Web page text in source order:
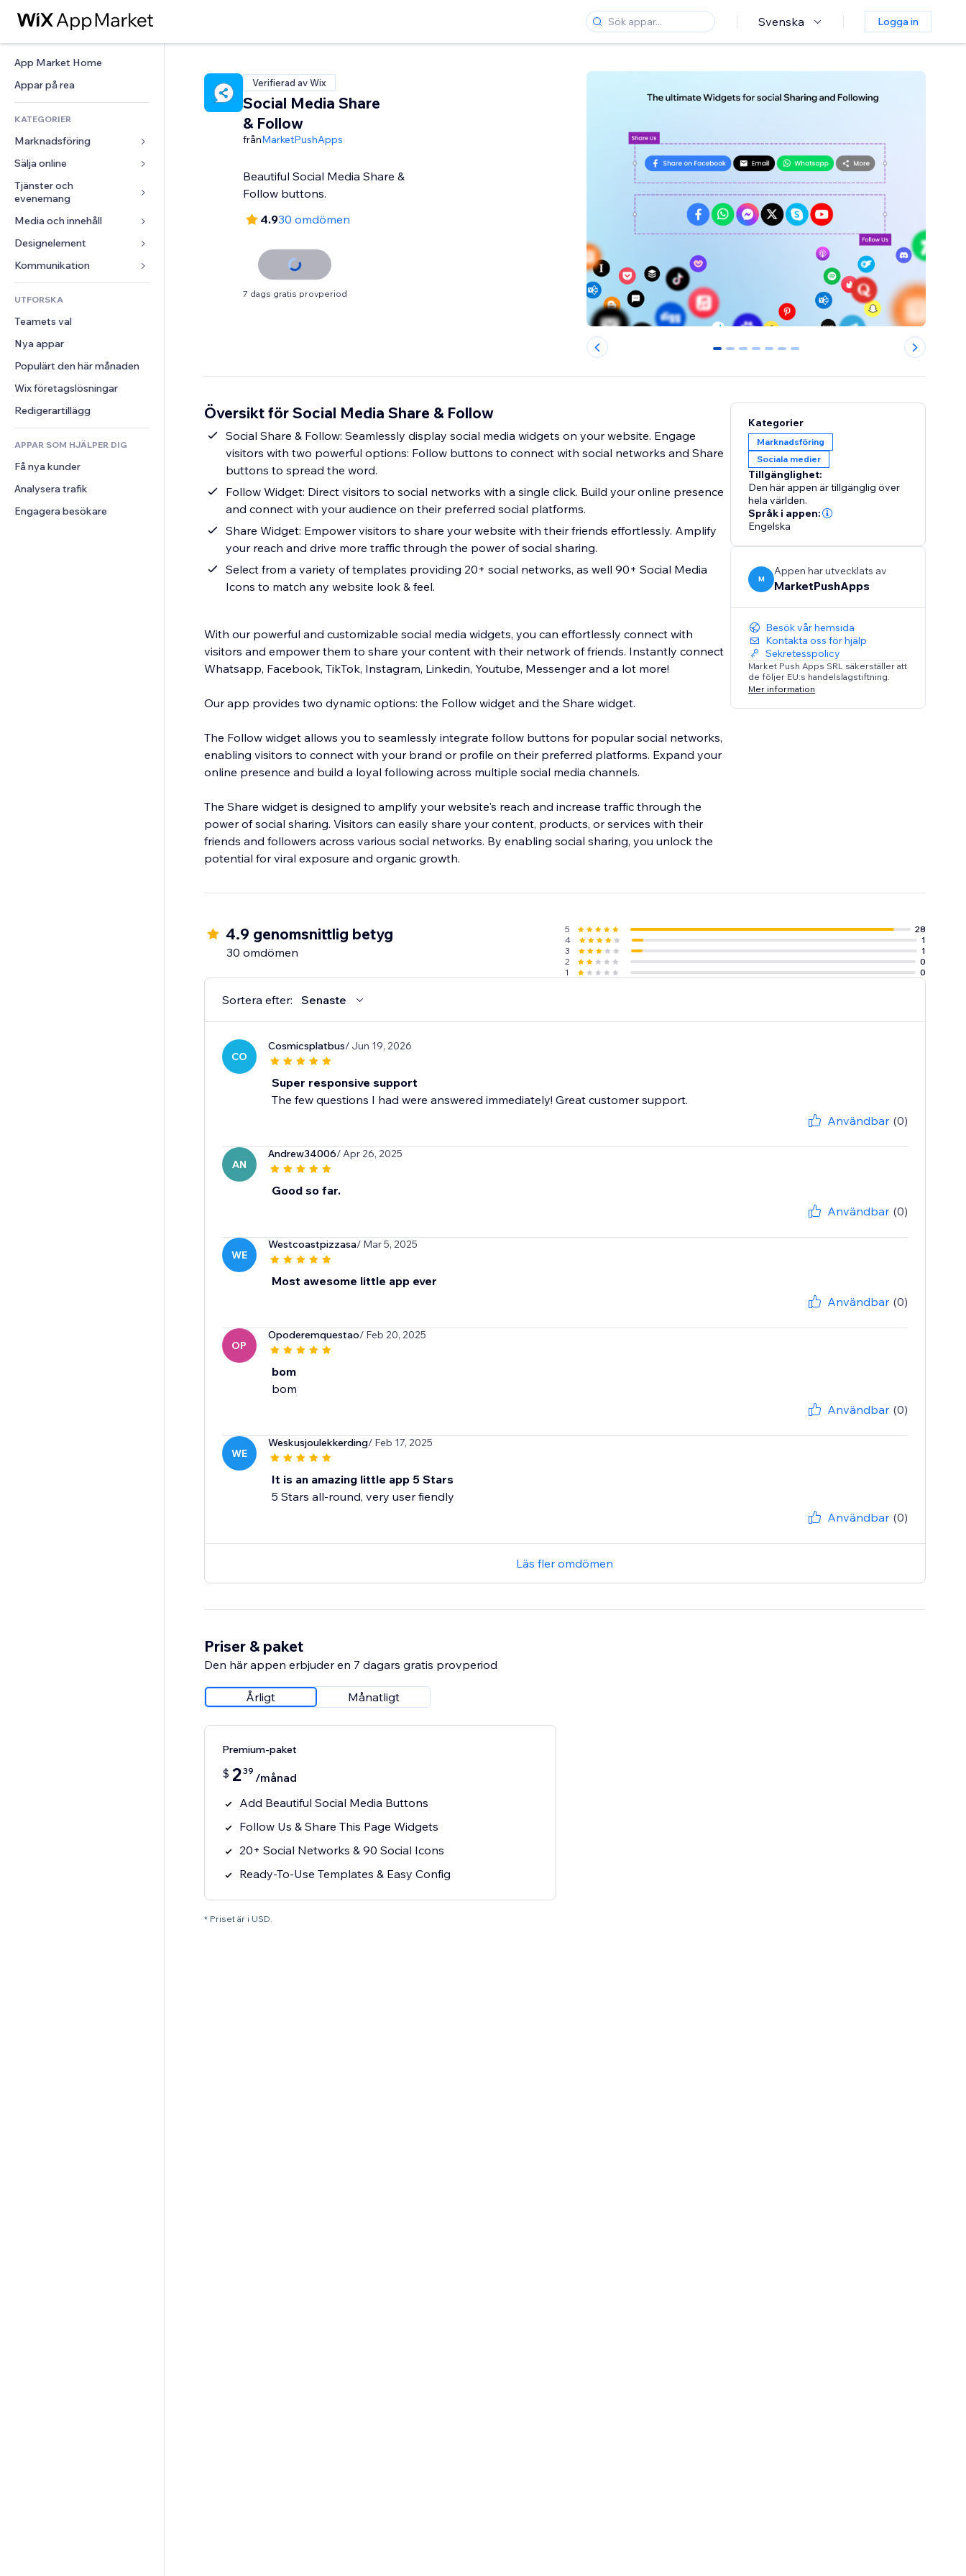
Svenska Logga in
App Market Home
Appar på rea
KATEGORIER
Marknadsföring
Annonser
Mobil
Statistik
Sociala medier
SEO
Interaktioner
Listningar
E-post
Konvertering
Sälja online
Appar för butiker
Frakt och leverans
Sälj-knappar
Onlinekurser
Beställtryck
Redovisning
Kuponger och lojalitet
Lagerlösningar
Dropshipping
Priser och abonnemang
Crowdfunding
Mat och dryck
Tjänster och
evenemang
Hotell
Evenemang
Restauranger
Fastigheter
Bokningar
Media och innehåll
Galleri
Musik
Podcasts
Fotografering
Video
PDF
Fildelning
Nyheter
Designelement
Kartor och navigering
Integritet och säkerhet
Klocka
Sidmallar
Bildeffekter
Knappar och menyer
Banners och märken
Kalkylatorer
Sök
Väder
Diagram och tabeller
Formulär
Undersökningar
Chatt
Kommentarer
Telefon
Community
Omdömen och recensioner
CRM
UTFORSKA
Teamets val
Nya appar
Populärt den här månaden
Wix företagslösningar
Redigerartillägg
APPAR SOM HJÄLPER DIG
Få nya kunder
Analysera trafik
Engagera besökare
Verifierad av Wix
Social Media Share
& Follow
frånMarketPushApps
Beautiful Social Media Share &
Follow buttons.
4.930 omdömen
7 dags gratis provperiod
0 1 2 3 4 5 6
Översikt för Social Media Share & Follow
Social Share & Follow: Seamlessly display social media widgets on your website. Engage
visitors with two powerful options: Follow buttons to connect with social networks and Share
buttons to spread the word.
Follow Widget: Direct visitors to social networks with a single click. Build your online presence
and connect with your audience on their preferred social platforms.
Share Widget: Empower visitors to share your website with their friends effortlessly. Amplify
your reach and drive more traffic through the power of social sharing.
Select from a variety of templates providing 20+ social networks, as well 90+ Social Media
Icons to match any website look & feel.
With our powerful and customizable social media widgets, you can effortlessly connect with
visitors and empower them to share your content with their network of friends. Instantly connect
Whatsapp, Facebook, TikTok, Instagram, Linkedin, Youtube, Messenger and a lot more!
Our app provides two dynamic options: the Follow widget and the Share widget.
The Follow widget allows you to seamlessly integrate follow buttons for popular social networks,
enabling visitors to connect with your brand or profile on their preferred platforms. Expand your
online presence and build a loyal following across multiple social media channels.
The Share widget is designed to amplify your website's reach and increase traffic through the
power of social sharing. Visitors can easily share your content, products, or services with their
friends and followers across various social networks. By enabling social sharing, you unlock the
potential for viral exposure and organic growth.
Kategorier
Marknadsföring
Sociala medier
Tillgänglighet:
Den här appen är tillgänglig över
hela världen.
Språk i appen:
Engelska
M
Appen har utvecklats av
MarketPushApps
Besök vår hemsida
Kontakta oss för hjälp
Sekretesspolicy
Market Push Apps SRL säkerställer att
de följer EU:s handelslagstiftning.
Mer information
4.9 genomsnittlig betyg
30 omdömen
5
28
4
1
3
1
2
0
1
0
Sortera efter: Senaste
CO
Cosmicsplatbus/ Jun 19, 2026
Super responsive support
The few questions I had were answered immediately! Great customer support.
Användbar (0)
AN
Andrew34006/ Apr 26, 2025
Good so far.
Användbar (0)
WE
Westcoastpizzasa/ Mar 5, 2025
Most awesome little app ever
Användbar (0)
OP
Opoderemquestao/ Feb 20, 2025
bom
bom
Användbar (0)
WE
Weskusjoulekkerding/ Feb 17, 2025
It is an amazing little app 5 Stars
5 Stars all-round, very user fiendly
Användbar (0)
Läs fler omdömen
Priser & paket
Den här appen erbjuder en 7 dagars gratis provperiod
Årligt Månatligt
Premium-paket
$ 239 /månad
Add Beautiful Social Media Buttons
Follow Us & Share This Page Widgets
20+ Social Networks & 90 Social Icons
Ready-To-Use Templates & Easy Config
* Priset är i USD.